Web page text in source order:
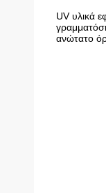
UV υλικά
ανώτατο